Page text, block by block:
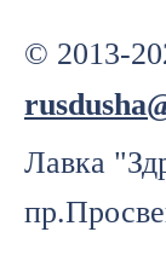
© 2013-
Лавка